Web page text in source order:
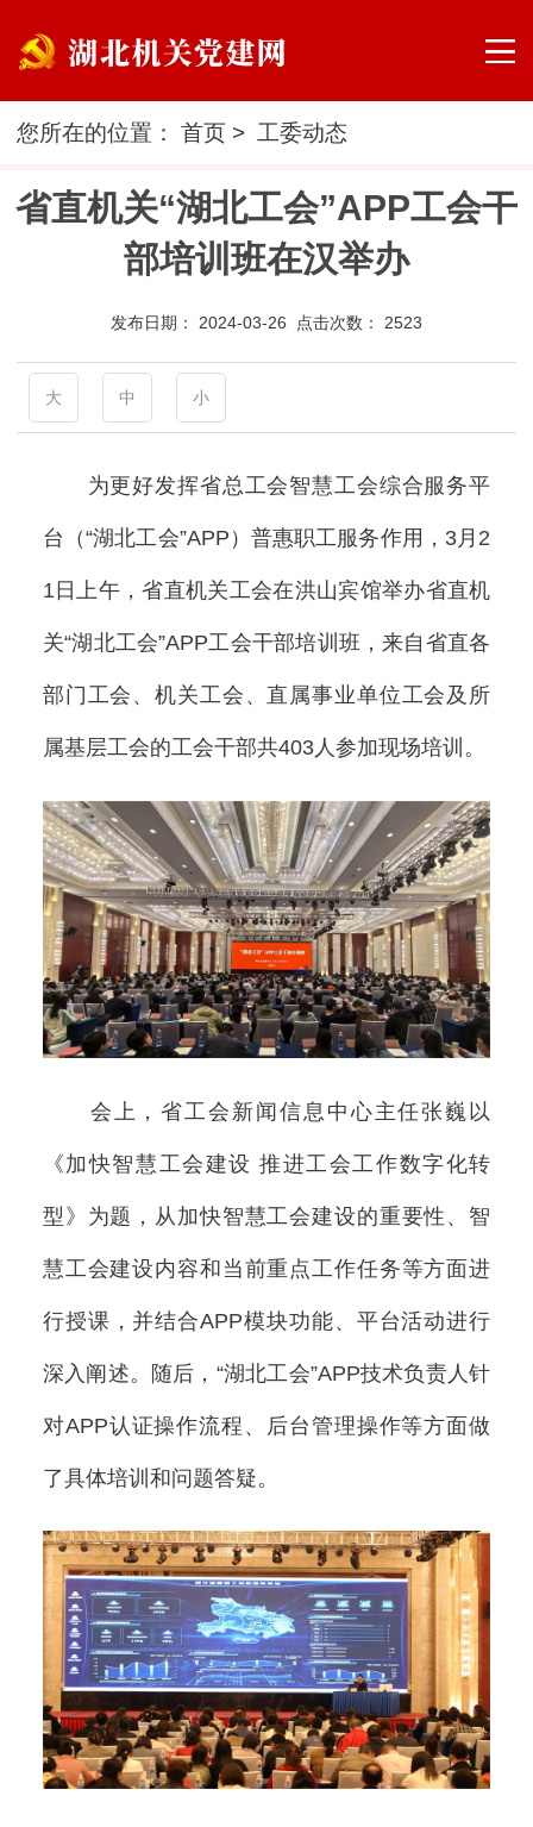
您所在的位置：首页 > 工委动态
省直机关“湖北工会”APP工会干
部培训班在汉举办
发布日期： 2024-03-26 点击次数： 2523
大 中 小
为更好发挥省总工会智慧工会综合服务平
台（“湖北工会”APP）普惠职工服务作用，3月2
1日上午，省直机关工会在洪山宾馆举办省直机
关“湖北工会”APP工会干部培训班，来自省直各
部门工会、机关工会、直属事业单位工会及所
属基层工会的工会干部共403人参加现场培训。
会上，省工会新闻信息中心主任张巍以
《加快智慧工会建设 推进工会工作数字化转
型》为题，从加快智慧工会建设的重要性、智
慧工会建设内容和当前重点工作任务等方面进
行授课，并结合APP模块功能、平台活动进行
深入阐述。随后，“湖北工会”APP技术负责人针
对APP认证操作流程、后台管理操作等方面做
了具体培训和问题答疑。